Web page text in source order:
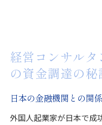
経営コンサル
の資金調達の秘
日本の金融機関との関
外国人起業家が日本で成